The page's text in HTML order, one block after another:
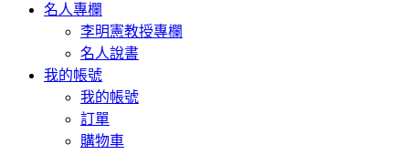
名人專欄
李明憲教授專欄
名人說書
我的帳號
我的帳號
訂單
購物車